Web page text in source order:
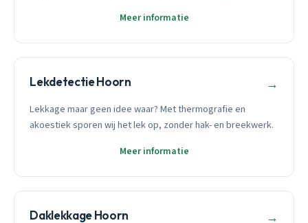
Meer informatie
Lekdetectie Hoorn →
Lekkage maar geen idee waar? Met thermografie en
akoestiek sporen wij het lek op, zonder hak- en breekwerk.
Meer informatie
Daklekkage Hoorn →